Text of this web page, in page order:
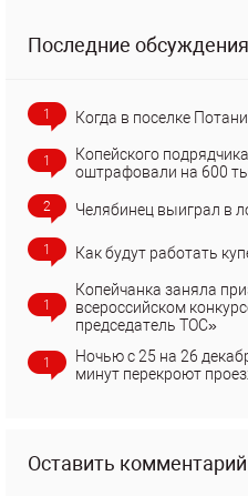
Последние обсуждения
1 Когда в поселке
1
Копейского
оштрафовали на 600
2 Челябинец выиграл в
1 Как будут работать
1
Копейчанка заняла
всероссийском
председатель ТОС»
1
Ночью с 25 на 26
минут перекроют
Оставить комментарий